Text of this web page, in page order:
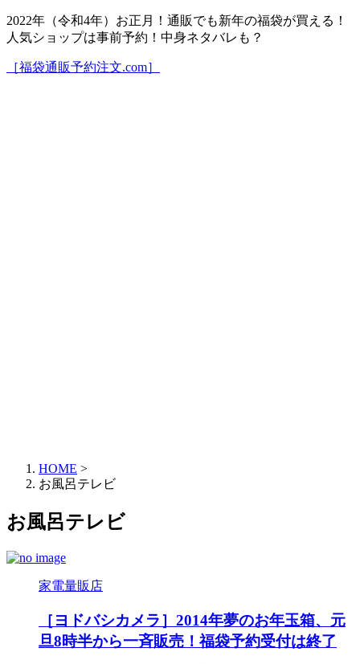
2022年（令和4年）お正月！通販でも新年の福袋が買える！
人気ショップは事前予約！中身ネタバレも？
［福袋通販予約注文.com］
HOME >
お風呂テレビ
お風呂テレビ
家電量販店
［ヨドバシカメラ］2014年夢のお年玉箱、元
旦8時半から一斉販売！福袋予約受付は終了